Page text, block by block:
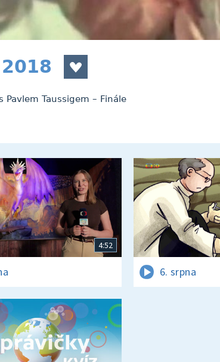
Taussigem – Finále
4:52
6. srpna